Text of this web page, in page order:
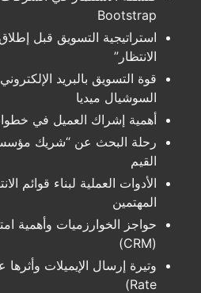
Bootstrap
استراتيجية التسويق قبل إطلاق
الانتظار”
قوة التسويق بالبريد
السوشيال ميديا
أهمية إشراك العميل في خطوات
رحلة البحث عن “شريك
القيم
الأدوات العملية لبناء قوائم
المهتمين
حواجز الخوارزميات وأهمية
(CRM)
Rate)